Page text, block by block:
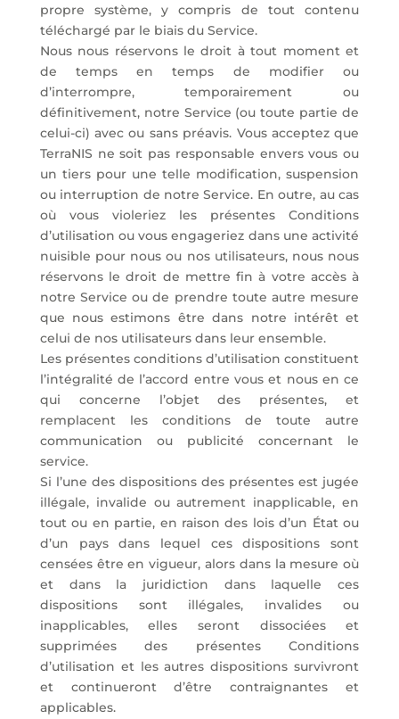
propre système, y compris de tout contenu
téléchargé par le biais du Service.
Nous nous réservons le droit à tout moment et
de temps en temps de modifier ou
d’interrompre, temporairement ou
définitivement, notre Service (ou toute partie de
celui-ci) avec ou sans préavis. Vous acceptez que
TerraNIS ne soit pas responsable envers vous ou
un tiers pour une telle modification, suspension
ou interruption de notre Service. En outre, au cas
où vous violeriez les présentes Conditions
d’utilisation ou vous engageriez dans une activité
nuisible pour nous ou nos utilisateurs, nous nous
réservons le droit de mettre fin à votre accès à
notre Service ou de prendre toute autre mesure
que nous estimons être dans notre intérêt et
celui de nos utilisateurs dans leur ensemble.
Les présentes conditions d’utilisation constituent
l’intégralité de l’accord entre vous et nous en ce
qui concerne l’objet des présentes, et
remplacent les conditions de toute autre
communication ou publicité concernant le
service.
Si l’une des dispositions des présentes est jugée
illégale, invalide ou autrement inapplicable, en
tout ou en partie, en raison des lois d’un État ou
d’un pays dans lequel ces dispositions sont
censées être en vigueur, alors dans la mesure où
et dans la juridiction dans laquelle ces
dispositions sont illégales, invalides ou
inapplicables, elles seront dissociées et
supprimées des présentes Conditions
d’utilisation et les autres dispositions survivront
et continueront d’être contraignantes et
applicables.